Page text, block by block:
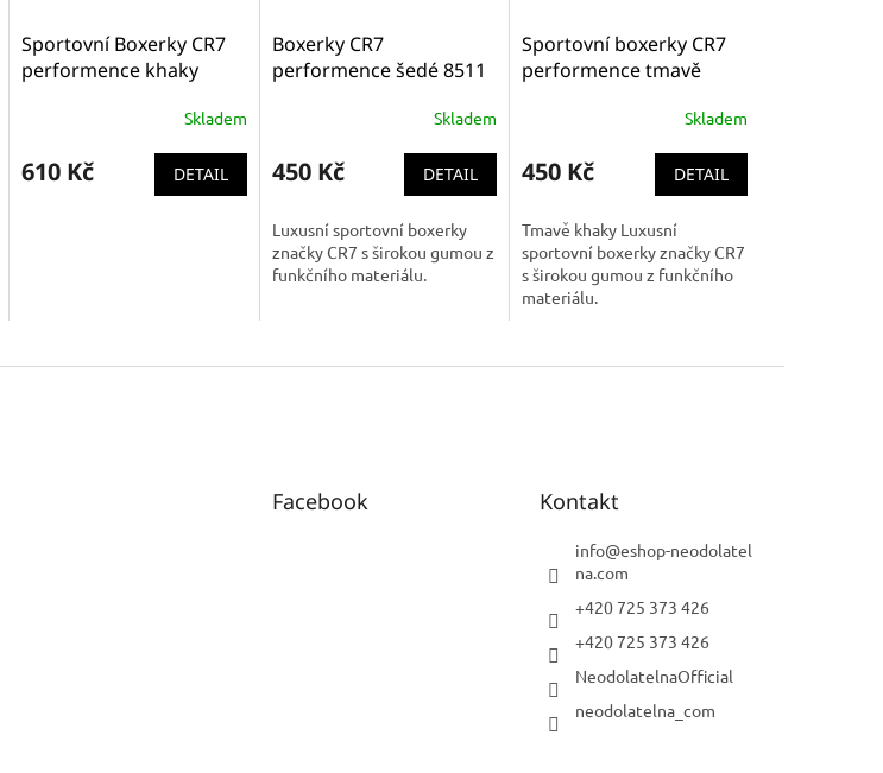
Sportovní Boxerky CR7
performence khaky
Skladem
610 Kč DETAIL
Boxerky CR7
performence šedé 8511
Skladem
450 Kč DETAIL
Luxusní sportovní boxerky
značky CR7 s širokou gumou z
funkčního materiálu.
Sportovní boxerky CR7
performence tmavě
Skladem
450 Kč DETAIL
Tmavě khaky Luxusní
sportovní boxerky značky CR7
s širokou gumou z funkčního
materiálu.
Facebook Kontakt
info@eshop-neodolatel
na.com
+420 725 373 426
+420 725 373 426
NeodolatelnaOfficial
neodolatelna_com